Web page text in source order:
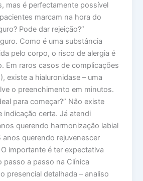
mas é perfectamente possível
marcam na hora do
Pode dar rejeição?”
Como é uma substância
pelo corpo, o risco de alergia é
Em raros casos de complicações
existe a hialuronidase – uma
o preenchimento em minutos.
para começar?” Não existe
indicação certa. Já atendi
querendo harmonização labial
anos querendo rejuvenescer
importante é ter expectativa
passo a passo na Clínica
presencial detalhada – analiso